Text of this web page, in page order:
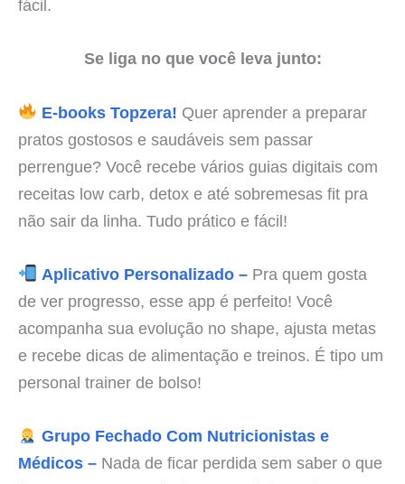
fácil.
Se liga no que você leva junto:
E-books Topzera! Quer aprender a preparar
pratos gostosos e saudáveis sem passar
perrengue? Você recebe vários guias digitais com
receitas low carb, detox e até sobremesas fit pra
não sair da linha. Tudo prático e fácil!
Aplicativo Personalizado –Pra quem gosta
de ver progresso, esse app é perfeito! Você
acompanha sua evolução no shape, ajusta metas
e recebe dicas de alimentação e treinos. É tipo um
personal trainer de bolso!
Grupo Fechado Com Nutricionistas e
Médicos – Nada de ficar perdida sem saber o que